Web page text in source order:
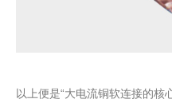
以上便是“大电流铜软连接的核